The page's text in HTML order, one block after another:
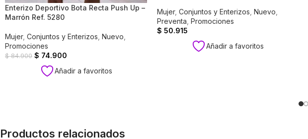
Enterizo Deportivo Bota Recta Push Up –
Marrón Ref. 5280
Mujer, Conjuntos y Enterizos Nuevo
Promociones
$84.900 $ 74.900
Añadir a favoritos
Mujer, Conjuntos y Enterizos Nuevo
Preventa Promociones
$ 50.915
Añadir a favoritos
Productos relacionados